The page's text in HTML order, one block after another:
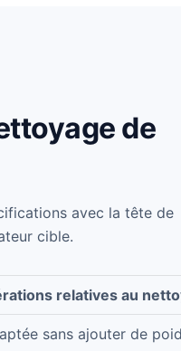
de
avec la tête de
cible.
relatives au
sans ajouter de